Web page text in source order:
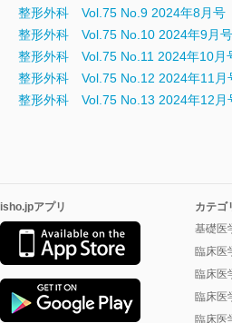
整形外科 Vol.75 No.9 2024年8月号
整形外科 Vol.75 No.10 2024年9月号
整形外科 Vol.75 No.11 2024年10月
整形外科 Vol.75 No.12 2024年11月
整形外科 Vol.75 No.13 2024年12月
isho.jpアプリ
カテゴ
基礎医
臨床医
臨床医
臨床医
臨床医